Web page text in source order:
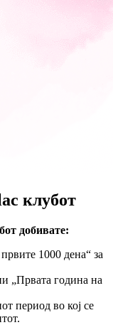
клубот
добивате:
1000 дена“ за
„Првата година на
период во кој се